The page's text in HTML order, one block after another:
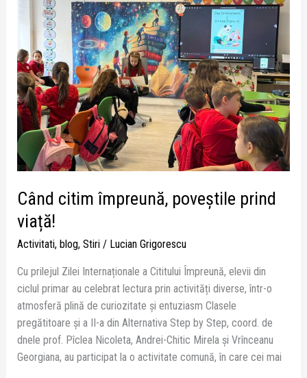
Când citim împreună, poveștile prind
viață!
Activitati, blog, Stiri/ Lucian Grigorescu
Cu prilejul Zilei Internaționale a Cititului Împreună, elevii din
ciclul primar au celebrat lectura prin activități diverse, într-o
atmosferă plină de curiozitate și entuziasm Clasele
pregătitoare și a II-a din Alternativa Step by Step, coord. de
dnele prof. Pîclea Nicoleta, Andrei-Chitic Mirela și Vrînceanu
Georgiana, au participat la o activitate comună, în care cei mai
împreună,
poveștile
viață!